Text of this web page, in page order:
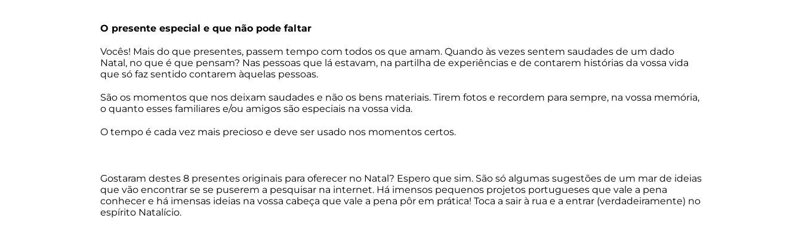
O presente especial e que não pode faltar
Vocês! Mais do que presentes, passem tempo com todos os que amam. Quando às vezes sentem saudades de um dado
Natal, no que é que pensam? Nas pessoas que lá estavam, na partilha de experiências e de contarem histórias da vossa vida
que só faz sentido contarem àquelas pessoas.
São os momentos que nos deixam saudades e não os bens materiais. Tirem fotos e recordem para sempre, na vossa memória,
o quanto esses familiares e/ou amigos são especiais na vossa vida.
O tempo é cada vez mais precioso e deve ser usado nos momentos certos.
Gostaram destes 8 presentes originais para oferecer no Natal? Espero que sim. São só algumas sugestões de um mar de ideias
que vão encontrar se se puserem a pesquisar na internet. Há imensos pequenos projetos portugueses que vale a pena
conhecer e há imensas ideias na vossa cabeça que vale a pena pôr em prática! Toca a sair à rua e a entrar (verdadeiramente) no
espírito Natalício.